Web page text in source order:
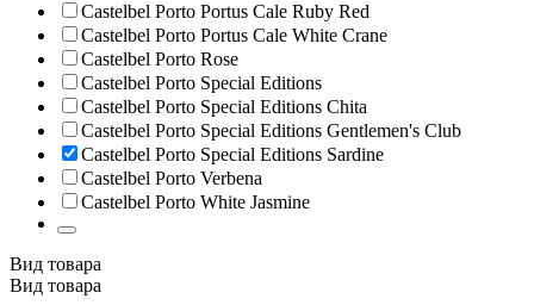
Castelbel Porto Portus Cale Ruby Red
Castelbel Porto Portus Cale White Crane
Castelbel Porto Rose
Castelbel Porto Special Editions
Castelbel Porto Special Editions Chita
Castelbel Porto Special Editions Gentlemen's Club
Castelbel Porto Special Editions Sardine
Castelbel Porto Verbena
Castelbel Porto White Jasmine
Вид товара
Вид товара